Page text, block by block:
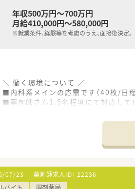
年収500万円～700万円
月給410,000円～580,000円
※就業条件、経験等を考慮のうえ、面接後決定。
＼ 働く環境について ／
■内科系メインの応需です（40枚/日程
■薬剤師さん1.5名程度にて対応して
＼ 長く活躍している方が多い企業で
長く勤務できるよう、シフトや働
家庭の事情など、何かあった場合に
■地域や会社のためにチャレンジし
積極的に応援してもらえます！
07/23 薬剤師求人ID： 22236
バイト 調剤薬局